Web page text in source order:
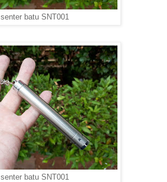
senter batu SNT001
senter batu SNT001